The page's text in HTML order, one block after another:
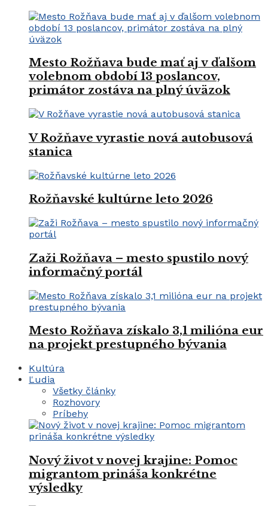
Mesto Rožňava bude mať aj v ďalšom
volebnom období 13 poslancov,
primátor zostáva na plný úväzok
V Rožňave vyrastie nová autobusová
stanica
Rožňavské kultúrne leto 2026
Zaži Rožňava – mesto spustilo nový
informačný portál
Mesto Rožňava získalo 3,1 milióna eur
na projekt prestupného bývania
Kultúra
Ľudia
Všetky články
Rozhovory
Príbehy
Nový život v novej krajine: Pomoc
migrantom prináša konkrétne
výsledky